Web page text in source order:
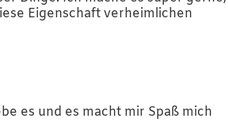
Eigenschaft verheimlichen
es und es macht mir Spaß mich